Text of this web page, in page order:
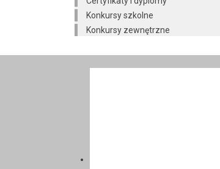
Konkursy szkolne
Konkursy zewnętrzne